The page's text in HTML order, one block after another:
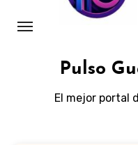
Pulso
El mejor portal